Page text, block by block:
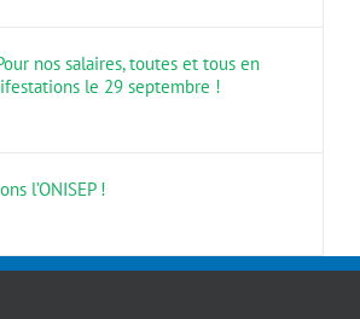
nos salaires, toutes et tous en
le 29 septembre !
l’ONISEP !